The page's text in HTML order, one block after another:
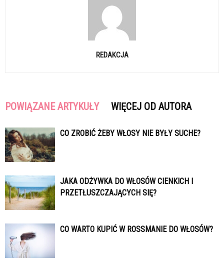
REDAKCJA
POWIĄZANE ARTYKUŁY WIĘCEJ OD AUTORA
CO ZROBIĆ ŻEBY WŁOSY NIE BYŁY SUCHE?
JAKA ODŻYWKA DO WŁOSÓW CIENKICH I
PRZETŁUSZCZAJĄCYCH SIĘ?
CO WARTO KUPIĆ W ROSSMANIE DO WŁOSÓW?